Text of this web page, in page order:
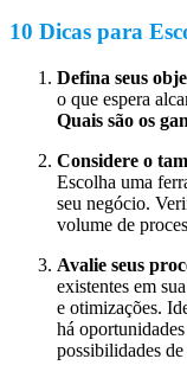
10 Dicas para
Defina seus
o que espera
Quais são os
Considere o
Escolha uma
seu negócio.
volume de
Avalie seus
existentes em
e otimizações.
há
possibilidades